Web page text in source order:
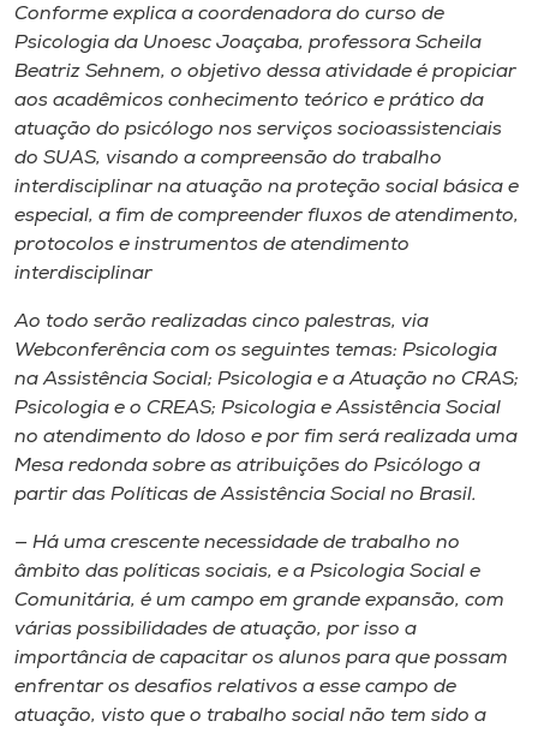
Conforme explica a coordenadora do curso de
Psicologia da Unoesc Joaçaba, professora Scheila
Beatriz Sehnem, o objetivo dessa atividade é propiciar
aos acadêmicos conhecimento teórico e prático da
atuação do psicólogo nos serviços socioassistenciais
do SUAS, visando a compreensão do trabalho
interdisciplinar na atuação na proteção social básica e
especial, a fim de compreender fluxos de atendimento,
protocolos e instrumentos de atendimento
interdisciplinar
Ao todo serão realizadas cinco palestras, via
Webconferência com os seguintes temas: Psicologia
na Assistência Social; Psicologia e a Atuação no CRAS;
Psicologia e o CREAS; Psicologia e Assistência Social
no atendimento do Idoso e por fim será realizada uma
Mesa redonda sobre as atribuições do Psicólogo a
partir das Políticas de Assistência Social no Brasil.
— Há uma crescente necessidade de trabalho no
âmbito das políticas sociais, e a Psicologia Social e
Comunitária, é um campo em grande expansão, com
várias possibilidades de atuação, por isso a
importância de capacitar os alunos para que possam
enfrentar os desafios relativos a esse campo de
atuação, visto que o trabalho social não tem sido a